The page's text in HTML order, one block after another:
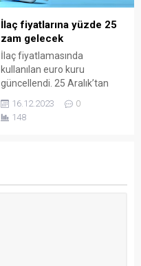
İlaç fiyatlarına yüzde 25
zam gelecek
İlaç fiyatlamasında
kullanılan euro kuru
güncellendi. 25 Aralık’tan
kararla ilaç fiyatlarına yüzde
25 zam gelecek.
16.12.2023
0
148